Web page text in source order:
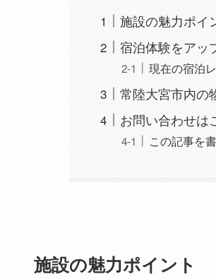
施設の魅力ポイ
宿泊体験をアッ
現在の宿泊
常陸大宮市内の
お問い合わせは
この記事を
施設の魅力ポイント